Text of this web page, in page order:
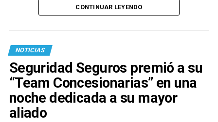
CONTINUAR LEYENDO
NOTICIAS
Seguridad Seguros premió a su
“Team Concesionarias” en una
noche dedicada a su mayor
aliado